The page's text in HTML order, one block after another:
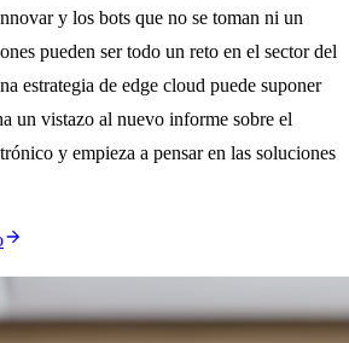
y los bots que no se toman ni un
pueden ser todo un reto en el sector del
estrategia de edge cloud puede suponer
un vistazo al nuevo informe sobre el
y empieza a pensar en las soluciones